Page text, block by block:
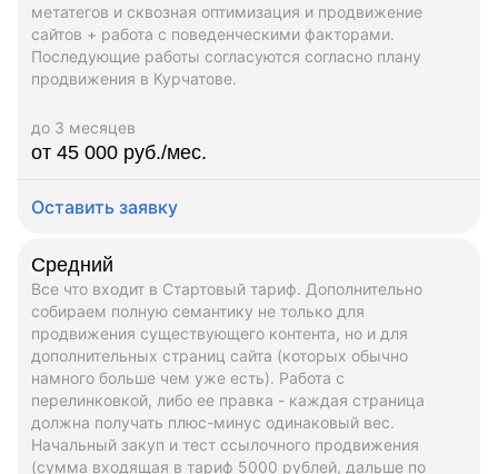
метатегов и сквозная оптимизация и продвижение
сайтов + работа с поведенческими факторами.
Последующие работы согласуются согласно плану
продвижения в Курчатове.
до 3 месяцев
от 45 000 руб./мес.
Оставить заявку
Средний
Все что входит в Стартовый тариф. Дополнительно
собираем полную семантику не только для
продвижения существующего контента, но и для
дополнительных страниц сайта (которых обычно
намного больше чем уже есть). Работа с
перелинковкой, либо ее правка - каждая страница
должна получать плюс-минус одинаковый вес.
Начальный закуп и тест ссылочного продвижения
(сумма входящая в тариф 5000 рублей, дальше по